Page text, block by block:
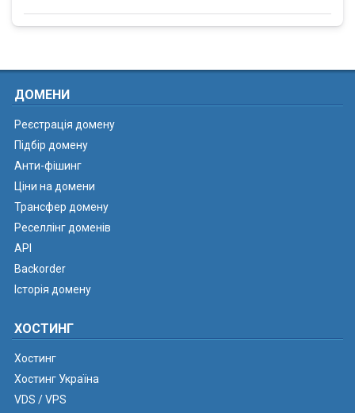
ДОМЕНИ
Реєстрація домену
Підбір домену
Анти-фішинг
Ціни на домени
Трансфер домену
Реселлінг доменів
API
Backorder
Історія домену
ХОСТИНГ
Хостинг
Хостинг Україна
VDS / VPS